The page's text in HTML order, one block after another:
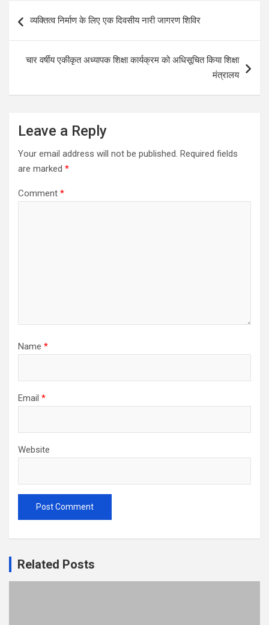
navigation
व्यक्तित्व निर्माण के लिए एक दिवसीय नारी जागरण शिविर
चार वर्षीय एकीकृत अध्यापक शिक्षा कार्यक्रम को अधिसूचित किया शिक्षा
मंत्रालय
Leave a Reply
Your email address will not be published. Required fields
are marked *
Comment *
Name *
Email *
Website
Related Posts